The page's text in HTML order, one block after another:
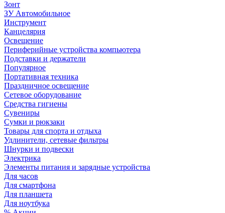
Зонт
ЗУ Автомобильное
Инструмент
Канцелярия
Освещение
Периферийные устройства компьютера
Подставки и держатели
Популярное
Портативная техника
Праздничное освещение
Сетевое оборудование
Средства гигиены
Сувениры
Сумки и рюкзаки
Товары для спорта и отдыха
Удлинители, сетевые фильтры
Шнурки и подвески
Электрика
Элементы питания и зарядные устройства
Для часов
Для смартфона
Для планшета
Для ноутбука